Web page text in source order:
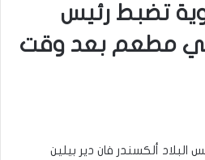
تضبط رئيس
في مطعم بعد وقت
ألكسندر فان دير بيلين